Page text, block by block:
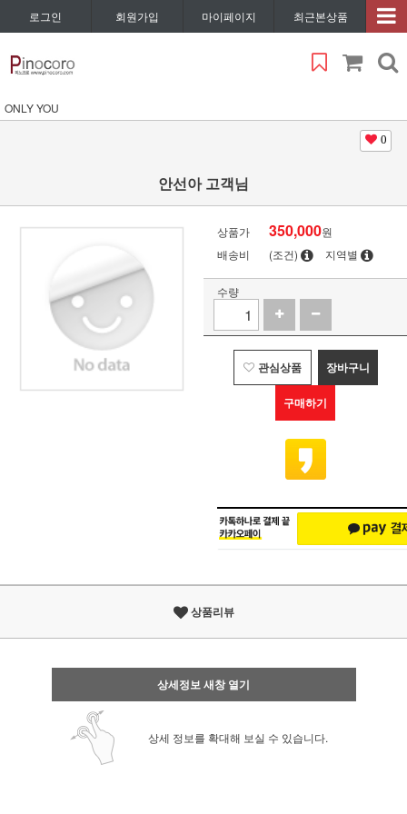
로그인 회원가입 마이페이지 최근본상품
ONLY YOU
0
안선아 고객님
상품가 350,000원
배송비
(조건) 지역별
수량
관심상품 장바구니
구매하기
상품리뷰
상세정보 새창 열기
상세 정보를 확대해 보실 수 있습니다.